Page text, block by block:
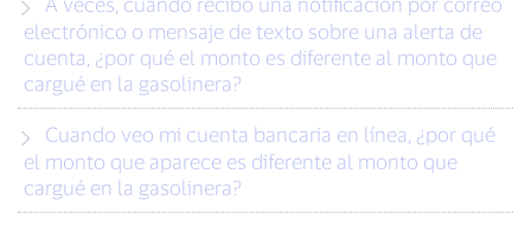
electrónico o mensaje de texto sobre una alerta de
cuenta, ¿por qué el monto es diferente al monto que
cargué en la gasolinera?
el monto que aparece es diferente al monto que
cargué en la gasolinera?